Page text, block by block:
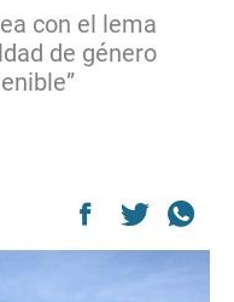
con el lema
de género